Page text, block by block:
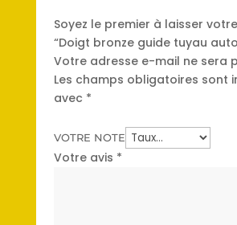
Soyez le premier à laisser
“Doigt bronze guide tuyau
Votre adresse e-mail ne sera
Les champs obligatoires sont
avec *
VOTRE NOTE
Votre avis *